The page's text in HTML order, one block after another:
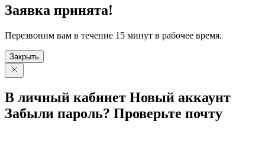
Заявка принята!
Перезвоним вам в течение 15 минут в рабочее время.
Закрыть
В личный кабинет Новый аккаунт
Забыли пароль? Проверьте почту